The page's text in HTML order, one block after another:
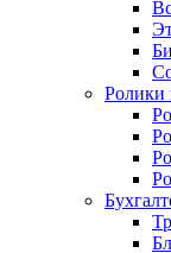
Ролики